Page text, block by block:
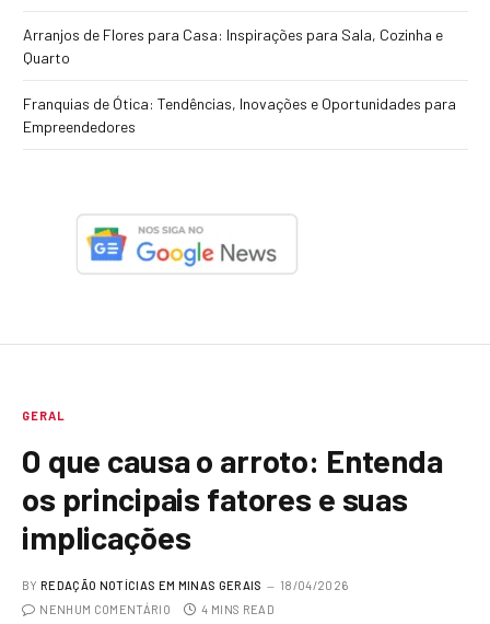
Arranjos de Flores para Casa: Inspirações para Sala, Cozinha e
Quarto
Franquias de Ótica: Tendências, Inovações e Oportunidades para
Empreendedores
GERAL
O que causa o arroto: Entenda
os principais fatores e suas
implicações
BY REDAÇÃO NOTÍCIAS EM MINAS GERAIS
18/04/2026
NENHUM COMENTÁRIO
4 MINS READ